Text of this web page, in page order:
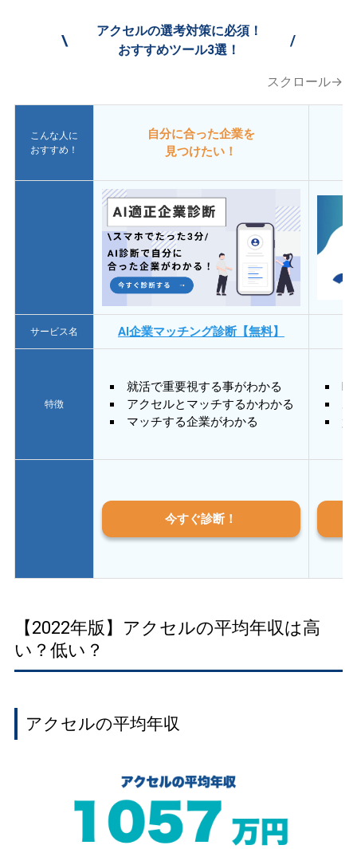
\
アクセルの選考対策に必須！
おすすめツール3選！
/
スクロール→
こんな人に
おすすめ！
自分に合った企業を
見つけたい！
サービス名 AI企業マッチング診断【無料】
特徴
就活で重要視する事がわかる
アクセルとマッチするかわかる
マッチする企業がわかる
質
今すぐ診断！
【2022年版】アクセルの平均年収は高
い？低い？
アクセルの平均年収